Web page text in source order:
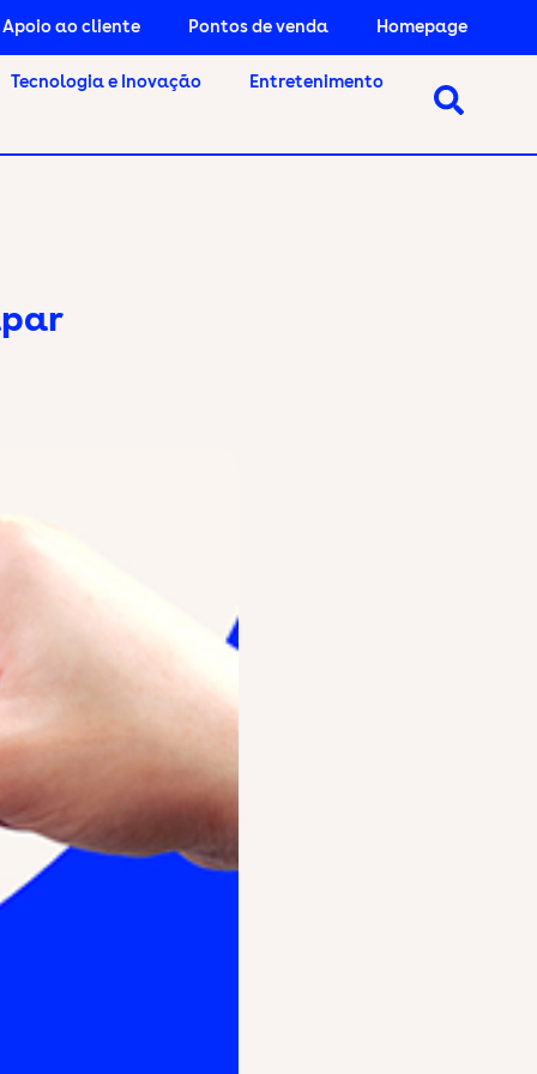
Apoio ao cliente Pontos de venda Homepage
Tecnologia e Inovação Entretenimento